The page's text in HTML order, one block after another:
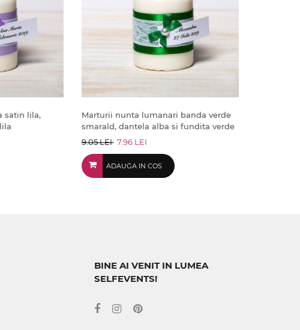
satin lila,
Marturii nunta lumanari banda verde
smarald, dantela alba si fundita verde
9.05 LEI 7.96 LEI
ADAUGA IN COS
BINE AI VENIT IN LUMEA
SELFEVENTS!